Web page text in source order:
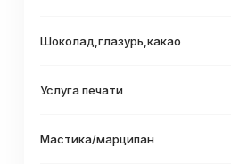
Шоколад,глазурь,какао
Услуга печати
Мастика/марципан